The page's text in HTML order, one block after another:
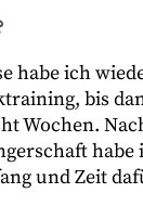
habe ich
bis
Wochen.
und Zeit